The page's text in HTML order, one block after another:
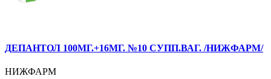
ДЕПАНТОЛ 100МГ.+16МГ. №10 СУПП.ВАГ. /НИЖФАРМ/
НИЖФАРМ